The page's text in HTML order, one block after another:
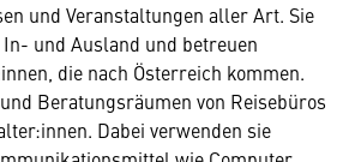
und Veranstaltungen aller Art. Sie
und Ausland und betreuen
die nach Österreich kommen.
Beratungsräumen von Reisebüros
Dabei verwenden sie